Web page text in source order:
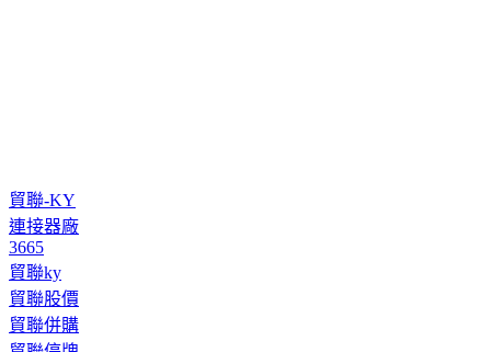
連接器廠
3665
貿聯ky
貿聯股價
貿聯併購
貿聯停牌